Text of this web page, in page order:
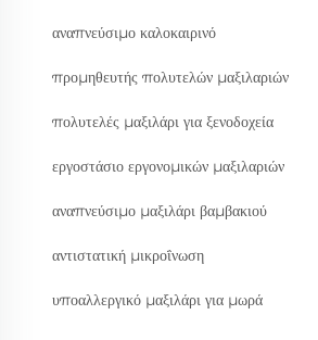
αναπνεύσιμο καλοκαιρινό
προμηθευτής πολυτελών μαξιλαριών
πολυτελές μαξιλάρι για ξενοδοχεία
εργοστάσιο εργονομικών μαξιλαριών
αναπνεύσιμο μαξιλάρι βαμβακιού
αντιστατική μικροΐνωση
υποαλλεργικό μαξιλάρι για μωρά